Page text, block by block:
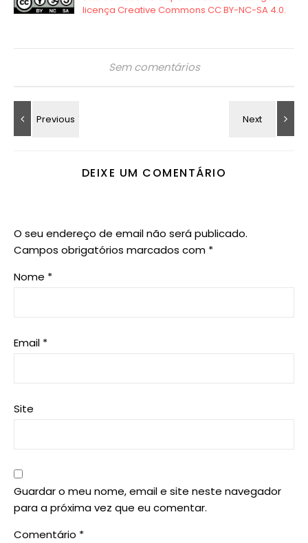
Sem comentários
DEIXE UM COMENTÁRIO
O seu endereço de email não será publicado.
Campos obrigatórios marcados com *
Nome *
Email *
Site
Guardar o meu nome, email e site neste navegador
para a próxima vez que eu comentar.
Comentário *